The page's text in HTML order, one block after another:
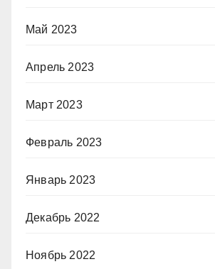
Май 2023
Апрель 2023
Март 2023
Февраль 2023
Январь 2023
Декабрь 2022
Ноябрь 2022